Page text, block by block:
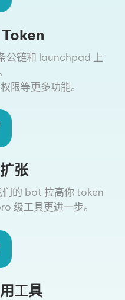
公链和 launchpad 上
限等更多功能。
张
们的 bot 拉高你 token
级工具更进一步。
工具